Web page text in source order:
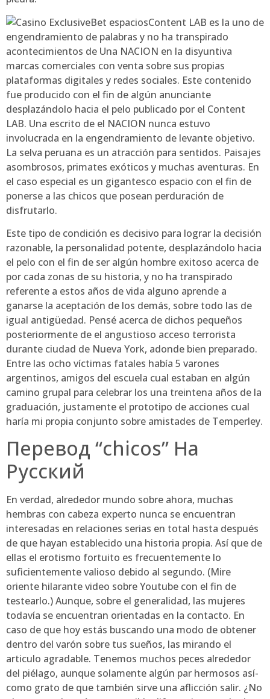
Content LAB es la uno de
engendramiento de palabras y no ha transpirado
acontecimientos de Una NACION en la disyuntiva
marcas comerciales con venta sobre sus propias
plataformas digitales y redes sociales. Este contenido
fue producido con el fin de algún anunciante
desplazándolo hacia el pelo publicado por el Content
LAB. Una escrito de el NACION nunca estuvo
involucrada en la engendramiento de levante objetivo.
La selva peruana es un atracción para sentidos. Paisajes
asombrosos, primates exóticos y muchas aventuras. En
el caso especial es un gigantesco espacio con el fin de
ponerse a las chicos que posean perduración de
disfrutarlo.
Este tipo de condición es decisivo para lograr la decisión
razonable, la personalidad potente, desplazándolo hacia
el pelo con el fin de ser algún hombre exitoso acerca de
por cada zonas de su historia, y no ha transpirado
referente a estos años de vida alguno aprende a
ganarse la aceptación de los demás, sobre todo las de
igual antigüedad. Pensé acerca de dichos pequeños
posteriormente de el angustioso acceso terrorista
durante ciudad de Nueva York, adonde bien preparado.
Entre las ocho víctimas fatales había 5 varones
argentinos, amigos del escuela cual estaban en algún
camino grupal para celebrar los una treintena años de la
graduación, justamente el prototipo de acciones cual
haría mi propia conjunto sobre amistades de Temperley.
Перевод “chicos” На
Русский
En verdad, alrededor mundo sobre ahora, muchas
hembras con cabeza experto nunca se encuentran
interesadas en relaciones serias en total hasta después
de que hayan establecido una historia propia. Así que de
ellas el erotismo fortuito es frecuentemente lo
suficientemente valioso debido al segundo. (Mire
oriente hilarante video sobre Youtube con el fin de
testearlo.) Aunque, sobre el generalidad, las mujeres
todavía se encuentran orientadas en la contacto. En
caso de que hoy estás buscando una modo de obtener
dentro del varón sobre tus sueños, las mirando el
articulo agradable. Tenemos muchos peces alrededor
del piélago, aunque solamente algún par hermosos así­
como grato de que también sirve una aflicción salir. ¿No